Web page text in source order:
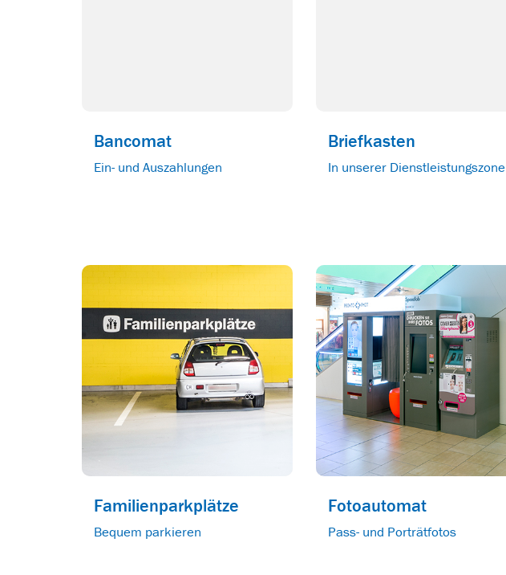
Bancomat
Ein- und Auszahlungen
Briefkasten
In unserer Dienstleistungszone
Familienparkplätze
Bequem parkieren
Fotoautomat
Pass- und Porträtfotos